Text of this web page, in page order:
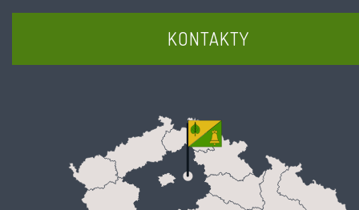
KONTAKTY